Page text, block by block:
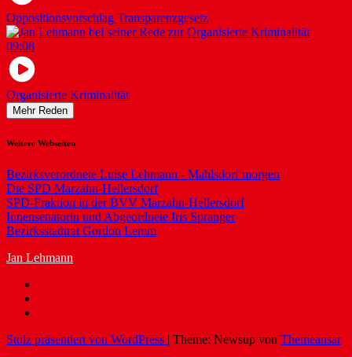
Oppositionsvorschlag Transparenzgesetz
09:08
Organisierte Kriminalität
Mehr Reden
Weitere Webseiten
Bezirksverordnete Luise Lehmann - Mahlsdorf morgen
Die SPD Marzahn-Hellersdorf
SPD-Fraktion in der BVV Marzahn-Hellersdorf
Innensenatorin und Abgeordnete Iris Spranger
Bezirksstadtrat Gordon Lemm
Jan Lehmann
Stolz präsentiert von WordPress | Theme: Newsup von Themeansar